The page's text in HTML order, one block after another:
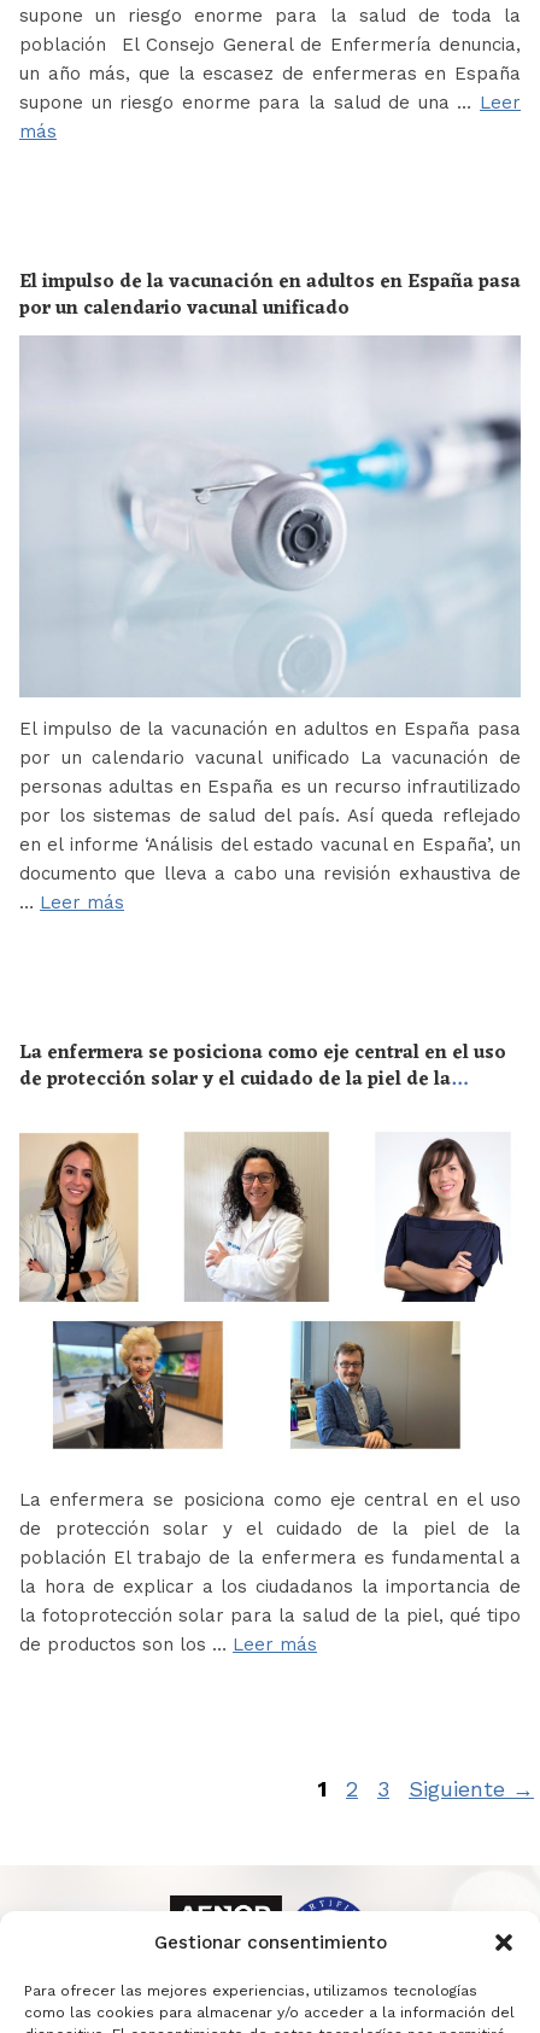
Gestionar consentimiento
Para ofrecer las mejores experiencias, utilizamos tecnologías
como las cookies para almacenar y/o acceder a la información del
supone un riesgo enorme para la salud de toda la
población El Consejo General de Enfermería denuncia,
un año más, que la escasez de enfermeras en España
supone un riesgo enorme para la salud de una … Leer
más
El impulso de la vacunación en adultos en España pasa
por un calendario vacunal unificado
El impulso de la vacunación en adultos en España pasa
por un calendario vacunal unificado La vacunación de
personas adultas en España es un recurso infrautilizado
por los sistemas de salud del país. Así queda reflejado
en el informe ‘Análisis del estado vacunal en España’, un
documento que lleva a cabo una revisión exhaustiva de
… Leer más
La enfermera se posiciona como eje central en el uso
de protección solar y el cuidado de la piel de la
La enfermera se posiciona como eje central en el uso
de protección solar y el cuidado de la piel de la
población El trabajo de la enfermera es fundamental a
la hora de explicar a los ciudadanos la importancia de
la fotoprotección solar para la salud de la piel, qué tipo
de productos son los … Leer más
Página
1 Página
2 Página
3 Siguiente →